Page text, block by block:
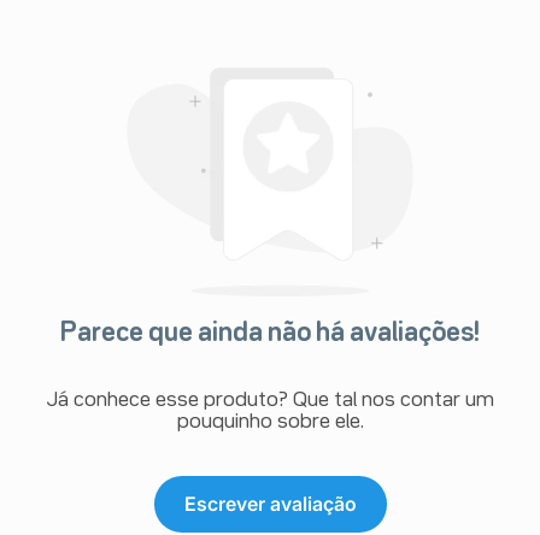
Parece que ainda não há avaliações!
Já conhece esse produto? Que tal nos contar um
pouquinho sobre ele.
Escrever avaliação